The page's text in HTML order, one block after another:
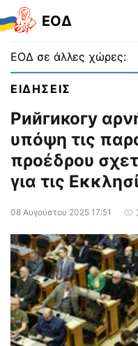
EOΔ
ΕΟΔ σε άλλες χώρες:
ΕΙΔΗΣΕΙΣ
Рийгикогу
υπόψη τις
προέδρου
για τις
08 Αυγούστου 2025 17:51